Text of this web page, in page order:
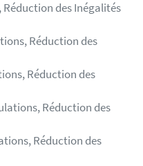
Réduction des Inégalités
Réduction des
Réduction des
Réduction des
Réduction des